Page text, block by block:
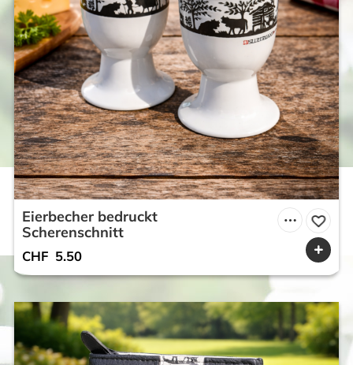
Eierbecher bedruckt
Scherenschnitt
CHF 5.50